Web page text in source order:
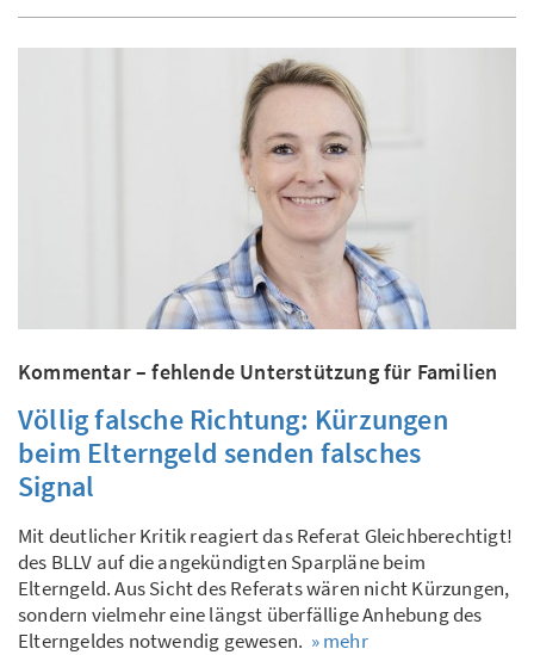
Kommentar – fehlende Unterstützung für Familien
Völlig falsche Richtung: Kürzungen
beim Elterngeld senden falsches
Signal
Mit deutlicher Kritik reagiert das Referat Gleichberechtigt!
des BLLV auf die angekündigten Sparpläne beim
Elterngeld. Aus Sicht des Referats wären nicht Kürzungen,
sondern vielmehr eine längst überfällige Anhebung des
Elterngeldes notwendig gewesen. » mehr